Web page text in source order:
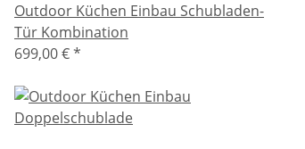
Outdoor Küchen Einbau Schubladen-
Tür Kombination
699,00 €*